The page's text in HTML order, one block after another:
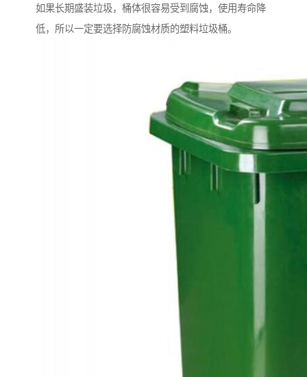
如果长期盛装垃圾，桶体很容易受到腐蚀，使用寿命降
低，所以一定要选择防腐蚀材质的塑料垃圾桶。